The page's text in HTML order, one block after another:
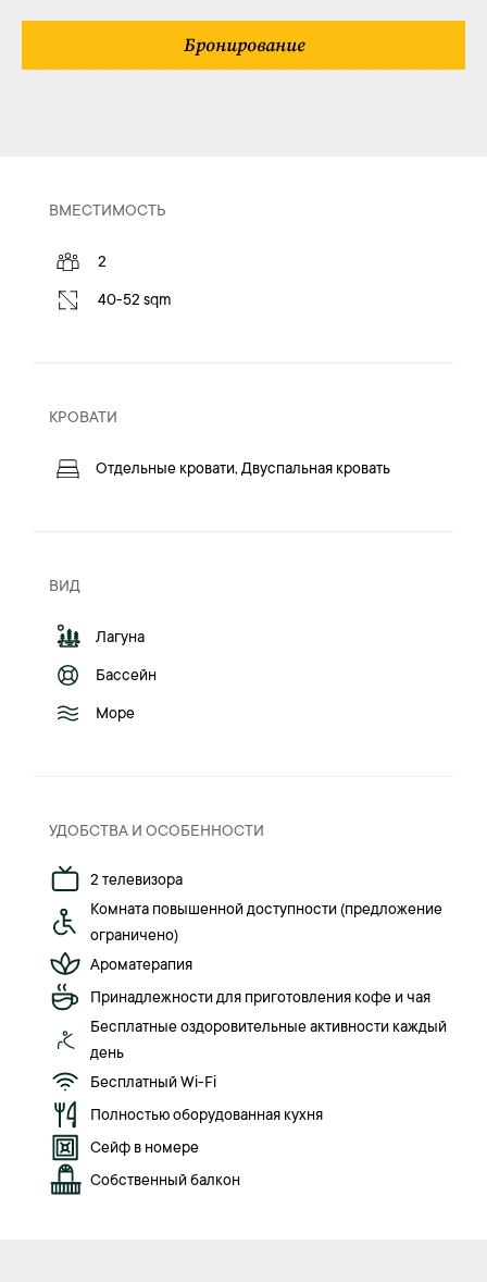
Бронирование
ВМЕСТИМОСТЬ
2
40-52 sqm
КРОВАТИ
Отдельные кровати, Двуспальная кровать
ВИД
Лагуна
Бассейн
Море
УДОБСТВА И ОСОБЕННОСТИ
2 телевизора
Комната повышенной доступности (предложение
ограничено)
Ароматерапия
Принадлежности для приготовления кофе и чая
Бесплатные оздоровительные активности каждый
день
Бесплатный Wi-Fi
Полностью оборудованная кухня
Сейф в номере
Собственный балкон